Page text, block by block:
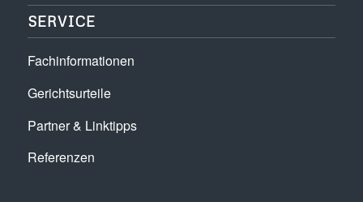
SERVICE
Fachinformationen
Gerichtsurteile
Partner & Linktipps
Referenzen